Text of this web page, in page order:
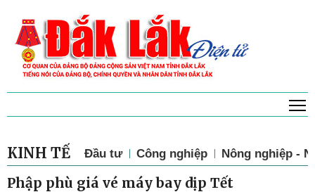
KINH TẾ Đầu tư Công nghiệp Nông nghiệp -
Phập phù giá vé máy bay dịp Tết